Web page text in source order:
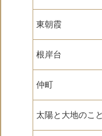
東朝霞
根岸台
仲町
太陽と大地のこ